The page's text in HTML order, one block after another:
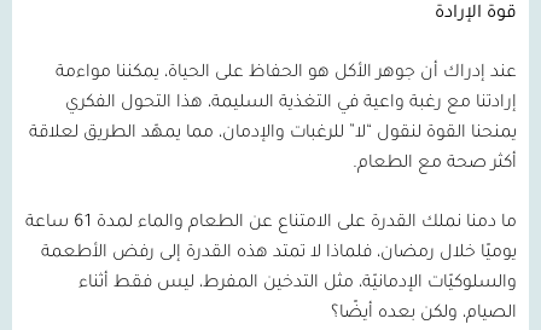
قوة الإرادة
عند إدراك أن جوهر الأكل هو الحفاظ على الحياة، يمكننا مواءمة
إرادتنا مع رغبة واعية في التغذية السليمة، هذا التحول الفكري
يمنحنا القوة لنقول “لا” للرغبات والإدمان، مما يمهّد الطريق لعلاقة
أكثر صحة مع الطعام.
ما دمنا نملك القدرة على الامتناع عن الطعام والماء لمدة 61 ساعة
يوميًا خلال رمضان، فلماذا لا تمتد هذه القدرة إلى رفض الأطعمة
والسلوكيّات الإدمانيّة، مثل التدخين المفرط، ليس فقط أثناء
الصيام، ولكن بعده أيضًا؟